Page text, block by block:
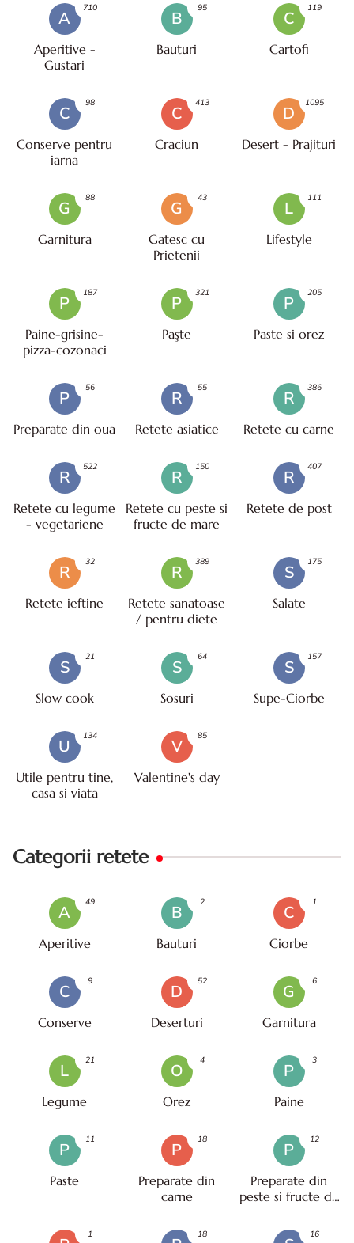
A
Aperitive -
Gustari
710
B
Bauturi
95
C
Cartofi
119
C
Conserve pentru
iarna
98
C
Craciun
413
D
Desert - Prajituri
1095
G
Garnitura
88
G
Gatesc cu
Prietenii
43
L
Lifestyle
111
P
Paine-grisine-
pizza-cozonaci
187
P
Paşte
321
P
Paste si orez
205
P
Preparate din oua
56
R
Retete asiatice
55
R
Retete cu carne
386
R
Retete cu legume
- vegetariene
522
R
Retete cu peste si
fructe de mare
150
R
Retete de post
407
R
Retete ieftine
32
R
Retete sanatoase
/ pentru diete
389
S
Salate
175
S
Slow cook
21
S
Sosuri
64
S
Supe-Ciorbe
157
U
Utile pentru tine,
casa si viata
134
V
Valentine's day
85
Categorii retete
A
Aperitive
49
B
Bauturi
2
C
Ciorbe
1
C
Conserve
9
D
Deserturi
52
G
Garnitura
6
L
Legume
21
O
Orez
4
P
Paine
3
P
Paste
11
P
Preparate din
carne
18
P
Preparate din
peste si fructe de
12
1 18 16